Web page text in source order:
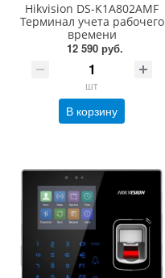
Hikvision DS-K1A802AMF
Терминал учета рабочего
времени
12 590 руб.
шт
В корзину